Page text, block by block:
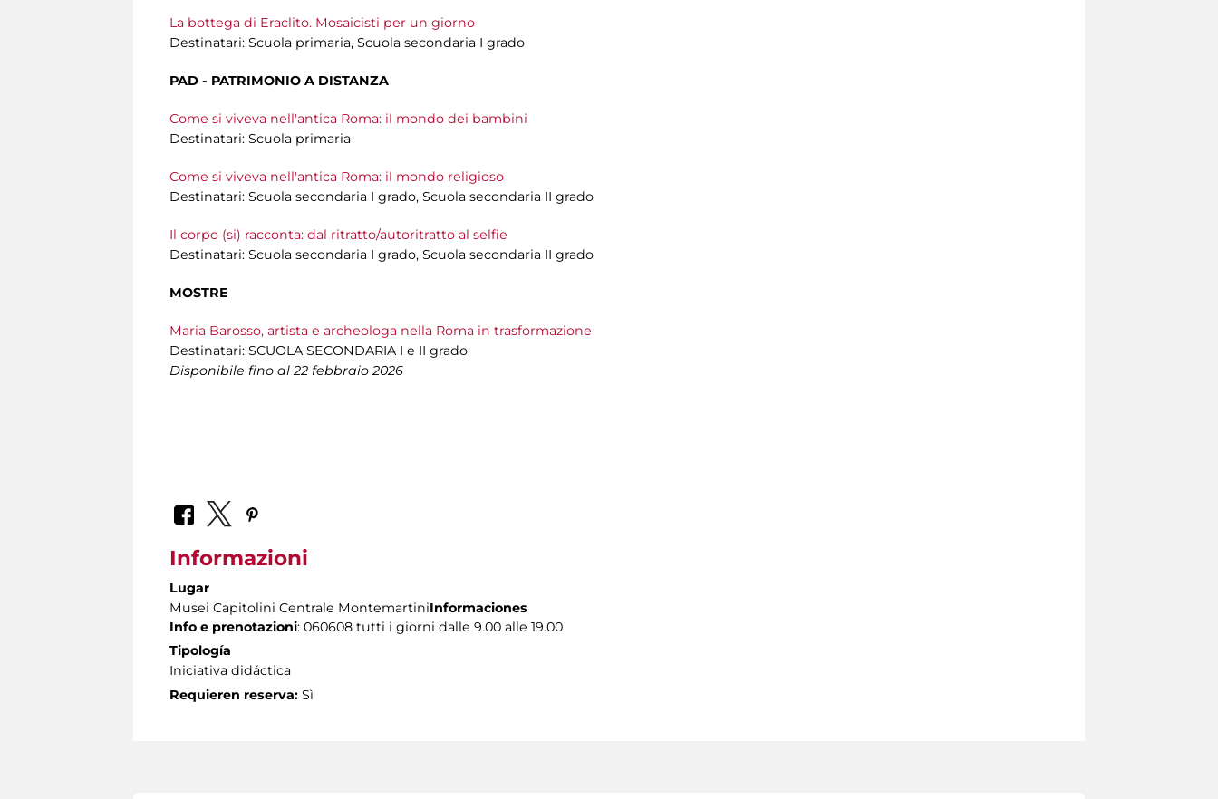
La bottega di Eraclito. Mosaicisti per un giorno
Destinatari: Scuola primaria, Scuola secondaria I grado
PAD - PATRIMONIO A DISTANZA
Come si viveva nell'antica Roma: il mondo dei bambini
Destinatari: Scuola primaria
Come si viveva nell'antica Roma: il mondo religioso
Destinatari: Scuola secondaria I grado, Scuola secondaria II grado
Il corpo (si) racconta: dal ritratto/autoritratto al selfie
Destinatari: Scuola secondaria I grado, Scuola secondaria II grado
MOSTRE
Maria Barosso, artista e archeologa nella Roma in trasformazione
Destinatari: SCUOLA SECONDARIA I e II grado
Disponibile fino al 22 febbraio 2026
Informazioni
Lugar
Musei Capitolini Centrale MontemartiniInformaciones
Info e prenotazioni: 060608 tutti i giorni dalle 9.00 alle 19.00
Tipología
Iniciativa didáctica
Requieren reserva: Sì